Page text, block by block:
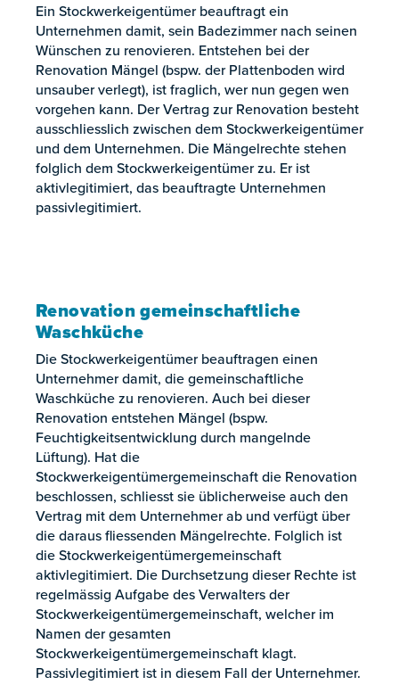
Ein Stockwerkeigentümer beauftragt ein
Unternehmen damit, sein Badezimmer nach seinen
Wünschen zu renovieren. Entstehen bei der
Renovation Mängel (bspw. der Plattenboden wird
unsauber verlegt), ist fraglich, wer nun gegen wen
vorgehen kann. Der Vertrag zur Renovation besteht
ausschliesslich zwischen dem Stockwerkeigentümer
und dem Unternehmen. Die Mängelrechte stehen
folglich dem Stockwerkeigentümer zu. Er ist
aktivlegitimiert, das beauftragte Unternehmen
passivlegitimiert.
Renovation gemeinschaftliche
Waschküche
Die Stockwerkeigentümer beauftragen einen
Unternehmer damit, die gemeinschaftliche
Waschküche zu renovieren. Auch bei dieser
Renovation entstehen Mängel (bspw.
Feuchtigkeitsentwicklung durch mangelnde
Lüftung). Hat die
Stockwerkeigentümergemeinschaft die Renovation
beschlossen, schliesst sie üblicherweise auch den
Vertrag mit dem Unternehmer ab und verfügt über
die daraus fliessenden Mängelrechte. Folglich ist
die Stockwerkeigentümergemeinschaft
aktivlegitimiert. Die Durchsetzung dieser Rechte ist
regelmässig Aufgabe des Verwalters der
Stockwerkeigentümergemeinschaft, welcher im
Namen der gesamten
Stockwerkeigentümergemeinschaft klagt.
Passivlegitimiert ist in diesem Fall der Unternehmer.